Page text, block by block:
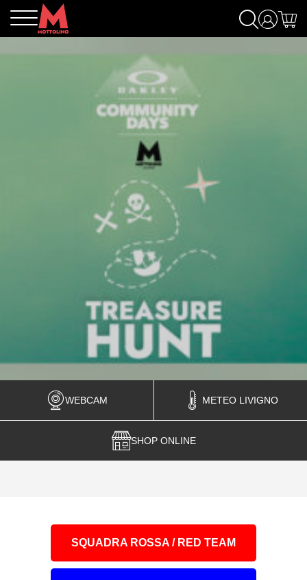
WEBCAM METEO LIVIGNO
SHOP ONLINE
SQUADRA ROSSA / RED TEAM